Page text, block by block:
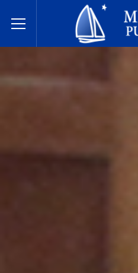
Toggle Menu
明尼通卡公立学校